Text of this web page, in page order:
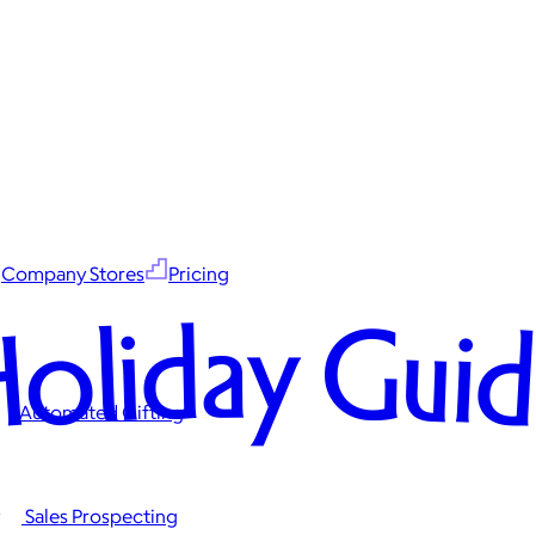
Company Stores Pricing
Sales Prospecting
Automated Gifting